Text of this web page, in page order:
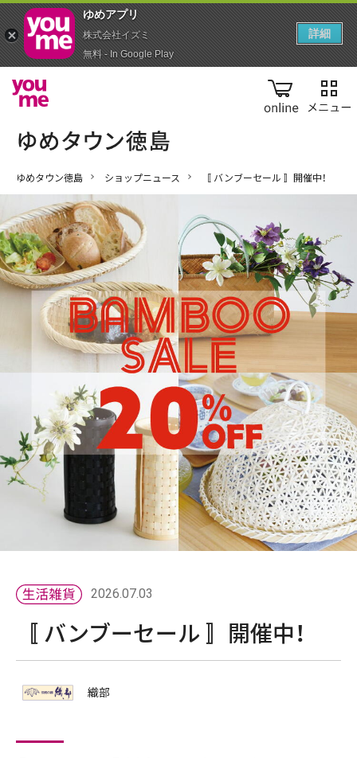
online
ゆめタウン徳島 ショップニュース 〚 バンブーセール 〛開催中！
2026.07.03
〚 バンブーセール 〛開催中！
織部
ゆめアプ‪リ‬
株式会社イズミ
無料 - In Google Play
詳細